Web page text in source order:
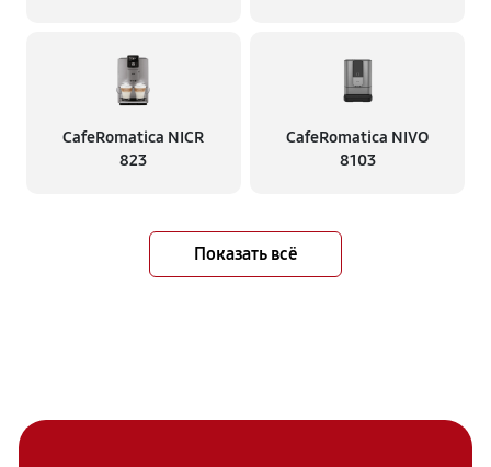
CafeRomatica NICR
823
CafeRomatica NIVO
8103
Показать всё